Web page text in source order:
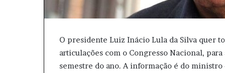
O presidente Luiz Inácio Lula da Silva quer
articulações com o Congresso Nacional,
semestre do ano. A informação é do